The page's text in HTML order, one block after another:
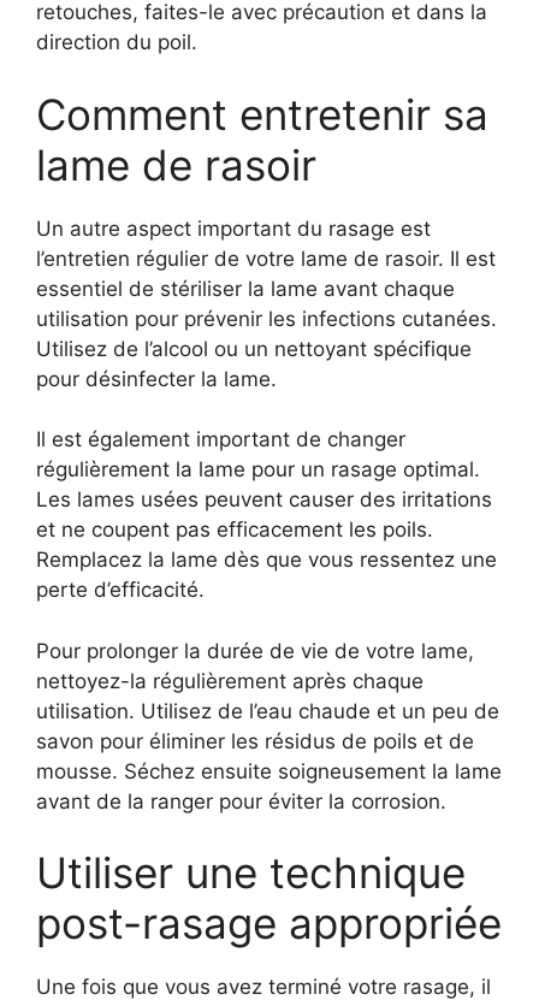
retouches, faites-le avec précaution et dans la
direction du poil.
Comment entretenir sa
lame de rasoir
Un autre aspect important du rasage est
l’entretien régulier de votre lame de rasoir. Il est
essentiel de stériliser la lame avant chaque
utilisation pour prévenir les infections cutanées.
Utilisez de l’alcool ou un nettoyant spécifique
pour désinfecter la lame.
Il est également important de changer
régulièrement la lame pour un rasage optimal.
Les lames usées peuvent causer des irritations
et ne coupent pas efficacement les poils.
Remplacez la lame dès que vous ressentez une
perte d’efficacité.
Pour prolonger la durée de vie de votre lame,
nettoyez-la régulièrement après chaque
utilisation. Utilisez de l’eau chaude et un peu de
savon pour éliminer les résidus de poils et de
mousse. Séchez ensuite soigneusement la lame
avant de la ranger pour éviter la corrosion.
Utiliser une technique
post-rasage appropriée
Une fois que vous avez terminé votre rasage, il